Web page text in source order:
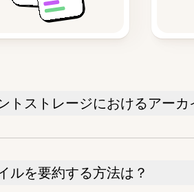
トストレージにおけるアーカ
ルを要約する方法は？